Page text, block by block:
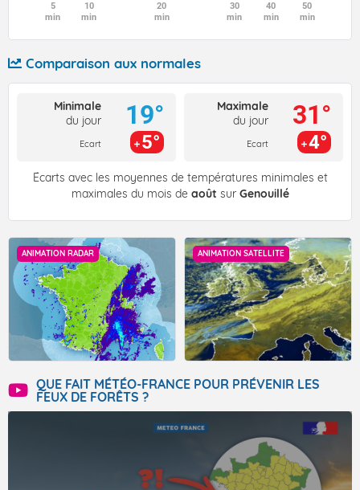
5
min
10
min
20
min
30
min
40
min
50
min
Comparaison aux normales
Minimale
du jour
Ecart
19°
5°
Maximale
du jour
Ecart
31°
4°
Écarts avec les moyennes de températures minimales et
maximales du mois de août sur Genouillé
ANIMATION RADAR ANIMATION SATELLITE
QUE FAIT MÉTÉO-FRANCE POUR PRÉVENIR LES
FEUX DE FORÊTS ?